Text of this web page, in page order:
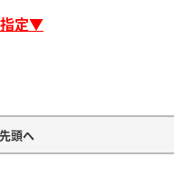
定▼
頭へ